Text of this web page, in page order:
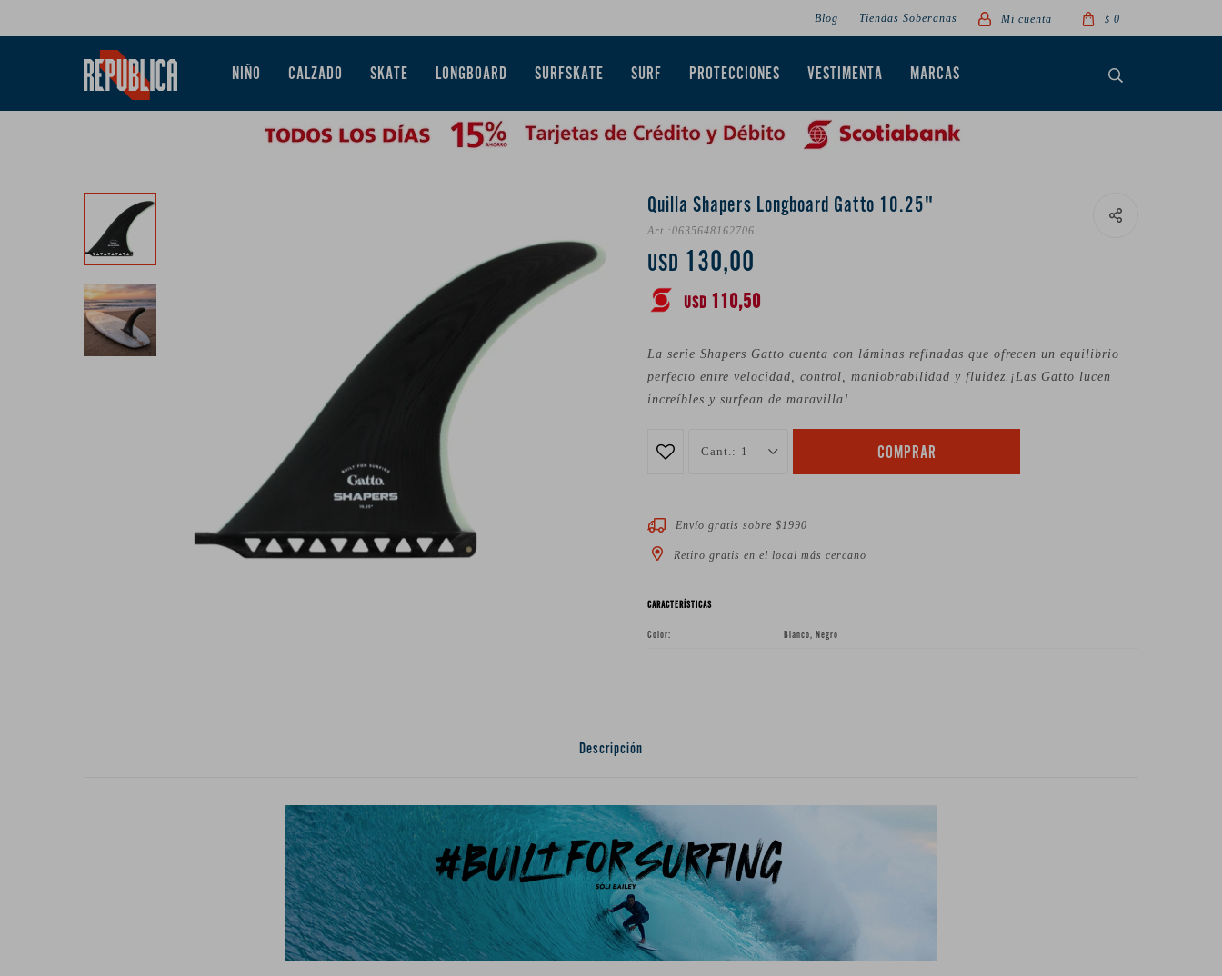
NIÑO CALZADO SKATE LONGBOARD SURFSKATE SURF PROTECCIONES VESTIMENTA MARCAS
$ 0
Blog Tiendas Soberanas
Quilla Shapers Longboard Gatto 10.25"
0635648162706
USD 130,00
USD 110,50
La serie Shapers Gatto cuenta con láminas refinadas que ofrecen un equilibrio
perfecto entre velocidad, control, maniobrabilidad y fluidez.¡Las Gatto lucen
increíbles y surfean de maravilla!
1 COMPRAR
Envío gratis sobre $1990
Retiro gratis en el local más cercano
CARACTERÍSTICAS
Color Blanco, Negro
Descripción